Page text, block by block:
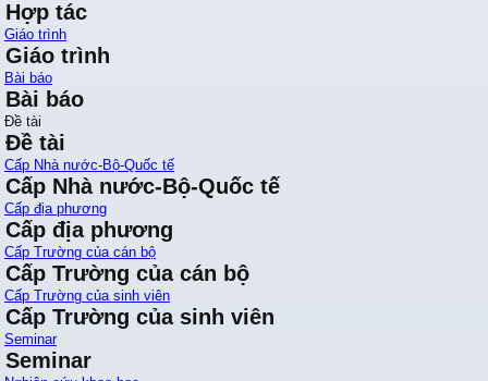
Hợp tác
Giáo trình
Giáo trình
Bài báo
Bài báo
Đề tài
Đề tài
Cấp Nhà nước-Bộ-Quốc tế
Cấp Nhà nước-Bộ-Quốc tế
Cấp địa phương
Cấp địa phương
Cấp Trường của cán bộ
Cấp Trường của cán bộ
Cấp Trường của sinh viên
Cấp Trường của sinh viên
Seminar
Seminar